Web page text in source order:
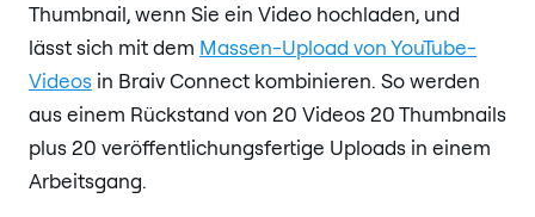
Thumbnail, wenn Sie ein Video hochladen, und
lässt sich mit dem Massen-Upload von YouTube-
Videos in Braiv Connect kombinieren. So werden
aus einem Rückstand von 20 Videos 20 Thumbnails
plus 20 veröffentlichungsfertige Uploads in einem
Arbeitsgang.